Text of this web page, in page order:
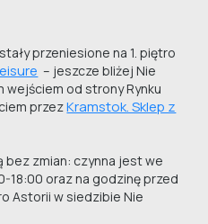
przeniesione na 1. piętro
– jeszcze bliżej Nie
wejściem od strony Rynku
przezKramstok. Sklep z
bez zmian: czynna jest we
18:00 oraz na godzinę przed
Astorii w siedzibie Nie